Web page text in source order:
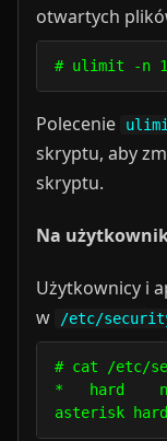
otwartych
#
Polecenie
skryptu, aby
skryptu.
Na
Użytkownicy i
w
/etc/
# cat /etc/
*
asterisk